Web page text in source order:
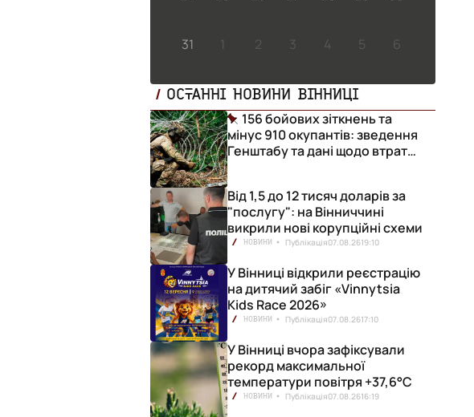
31 1 2 3 4 5 6
ОСТАННІ НОВИНИ ВІННИЦІ
156 бойових зіткнень та
мінус 910 окупантів: зведення
Генштабу та дані щодо втрат
Від 1,5 до 12 тисяч доларів за
"послугу": на Вінниччині
викрили нові корупційні схеми
НОВИНИ Публікація07.08.2619:10
У Вінниці відкрили реєстрацію
на дитячий забіг «Vinnytsia
Kids Race 2026»
НОВИНИ Публікація07.08.2617:10
У Вінниці вчора зафіксували
рекорд максимальної
температури повітря +37,6°С
НОВИНИ Публікація07.08.2616:19